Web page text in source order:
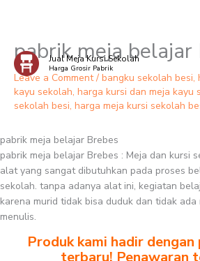
Skip
content
Jual Meja Kursi Sekolah
Harga Grosir Pabrik
pabrik meja belajar
Leave a Comment / bangku sekolah besi,
kayu sekolah, harga kursi dan meja kayu
sekolah besi, harga meja kursi sekolah
pabrik meja belajar Brebes
pabrik meja belajar Brebes : Meja dan kursi
alat yang sangat dibutuhkan pada proses
sekolah. tanpa adanya alat ini, kegiatan
karena murid tidak bisa duduk dan tidak
menulis.
Produk kami hadir
terbaru! Penawaran